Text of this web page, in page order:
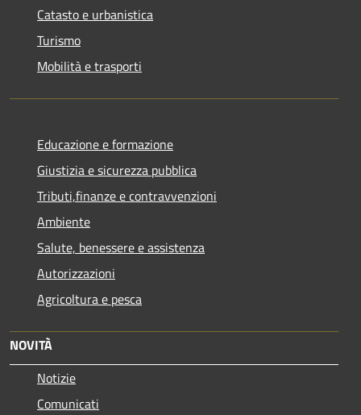
Catasto e urbanistica
Turismo
Mobilità e trasporti
Educazione e formazione
Giustizia e sicurezza pubblica
Tributi,finanze e contravvenzioni
Ambiente
Salute, benessere e assistenza
Autorizzazioni
Agricoltura e pesca
NOVITÀ
Notizie
Comunicati